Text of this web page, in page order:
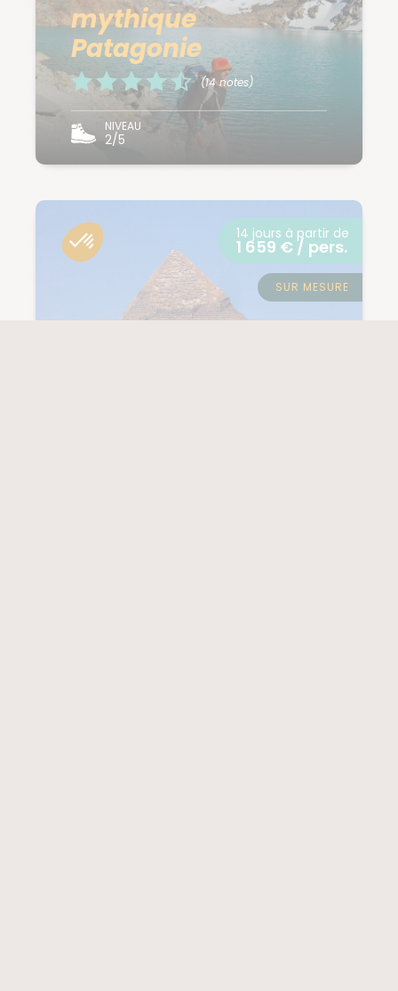
mythique
Patagonie
(14 notes)
NIVEAU
2/5
14 jours à partir de
1 659 € / pers.
SUR MESURE